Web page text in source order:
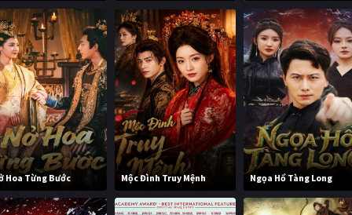
Hoa Từng Bước Mộc Đình Truy Mệnh Ngọa Hổ Tàng Long